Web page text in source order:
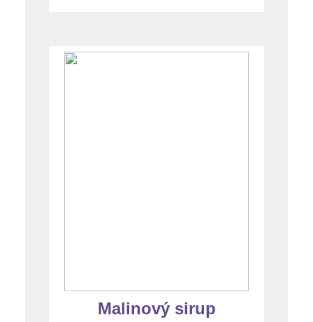
Malinový sirup